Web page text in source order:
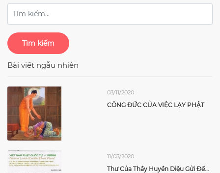
Tìm kiếm
Bài viết ngẫu nhiên
03/11/2020
CÔNG ĐỨC CỦA VIỆC LẠY PHẬT
11/03/2020
Thư Của Thầy Huyền Diệu Gửi Đế...